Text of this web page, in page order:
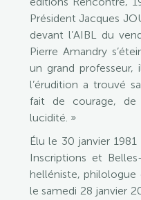
Président Jacques
devant l’AIBL du
Pierre Amandry
un grand
l’érudition a trouvé
fait de courage, de
lucidité. »
Élu le 30 janvier
Inscriptions et
helléniste,
le samedi 28 janvier